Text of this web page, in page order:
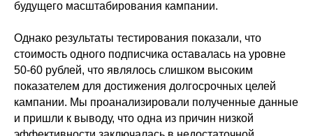
будущего масштабирования кампании.
Однако результаты тестирования показали, что
стоимость одного подписчика оставалась на уровне
50-60 рублей, что являлось слишком высоким
показателем для достижения долгосрочных целей
кампании. Мы проанализировали полученные данные
и пришли к выводу, что одна из причин низкой